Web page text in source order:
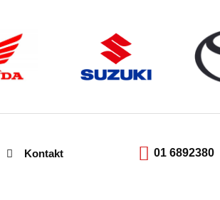
Kontakt 01 6892380